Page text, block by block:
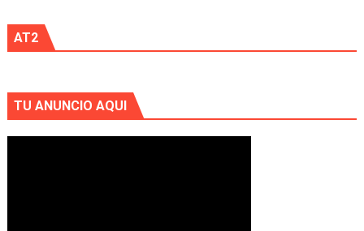
AT2
TU ANUNCIO AQUI